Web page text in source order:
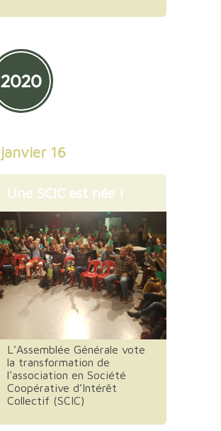
2020
janvier 16
Une SCIC est née !
L’Assemblée Générale vote
la transformation de
l’association en Société
Coopérative d’Intérêt
Collectif (SCIC)